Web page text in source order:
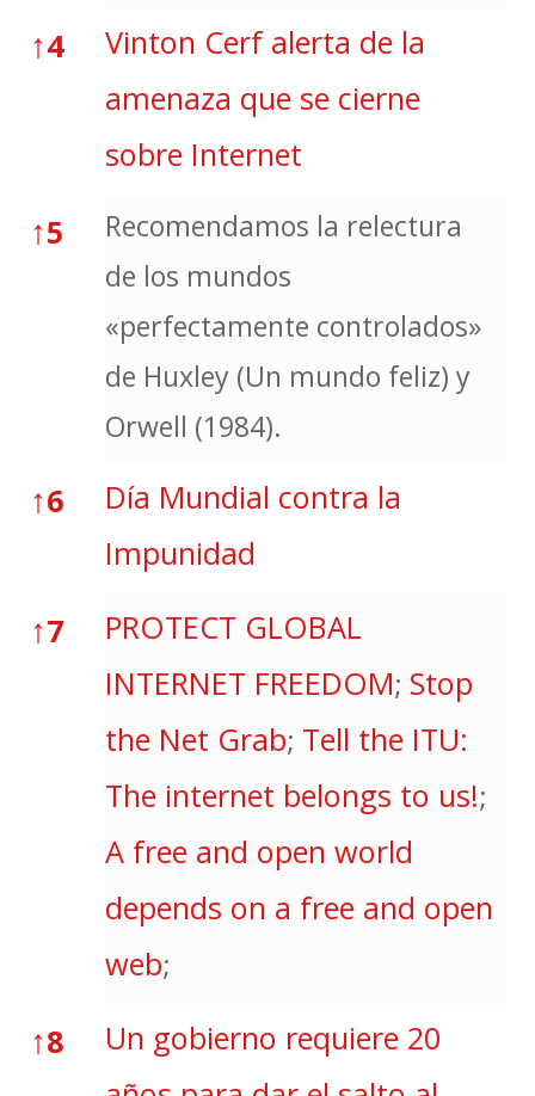
↑4
Vinton Cerf alerta de la
amenaza que se cierne
sobre Internet
↑5
Recomendamos la relectura
de los mundos
«perfectamente controlados»
de Huxley (Un mundo feliz) y
Orwell (1984).
↑6
Día Mundial contra la
Impunidad
↑7
PROTECT GLOBAL
INTERNET FREEDOM; Stop
the Net Grab; Tell the ITU:
The internet belongs to us!;
A free and open world
depends on a free and open
web;
↑8
Un gobierno requiere 20